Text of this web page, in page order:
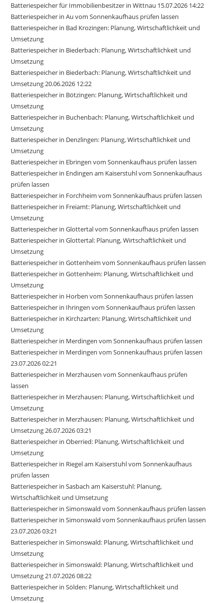
Batteriespeicher für Immobilienbesitzer in Wittnau 15.07.2026 14:22
Batteriespeicher in Au vom Sonnenkaufhaus prüfen lassen
Batteriespeicher in Bad Krozingen: Planung, Wirtschaftlichkeit und
Umsetzung
Batteriespeicher in Biederbach: Planung, Wirtschaftlichkeit und
Umsetzung
Batteriespeicher in Biederbach: Planung, Wirtschaftlichkeit und
Umsetzung 20.06.2026 12:22
Batteriespeicher in Bötzingen: Planung, Wirtschaftlichkeit und
Umsetzung
Batteriespeicher in Buchenbach: Planung, Wirtschaftlichkeit und
Umsetzung
Batteriespeicher in Denzlingen: Planung, Wirtschaftlichkeit und
Umsetzung
Batteriespeicher in Ebringen vom Sonnenkaufhaus prüfen lassen
Batteriespeicher in Endingen am Kaiserstuhl vom Sonnenkaufhaus
prüfen lassen
Batteriespeicher in Forchheim vom Sonnenkaufhaus prüfen lassen
Batteriespeicher in Freiamt: Planung, Wirtschaftlichkeit und
Umsetzung
Batteriespeicher in Glottertal vom Sonnenkaufhaus prüfen lassen
Batteriespeicher in Glottertal: Planung, Wirtschaftlichkeit und
Umsetzung
Batteriespeicher in Gottenheim vom Sonnenkaufhaus prüfen lassen
Batteriespeicher in Gottenheim: Planung, Wirtschaftlichkeit und
Umsetzung
Batteriespeicher in Horben vom Sonnenkaufhaus prüfen lassen
Batteriespeicher in Ihringen vom Sonnenkaufhaus prüfen lassen
Batteriespeicher in Kirchzarten: Planung, Wirtschaftlichkeit und
Umsetzung
Batteriespeicher in Merdingen vom Sonnenkaufhaus prüfen lassen
Batteriespeicher in Merdingen vom Sonnenkaufhaus prüfen lassen
23.07.2026 02:21
Batteriespeicher in Merzhausen vom Sonnenkaufhaus prüfen
lassen
Batteriespeicher in Merzhausen: Planung, Wirtschaftlichkeit und
Umsetzung
Batteriespeicher in Merzhausen: Planung, Wirtschaftlichkeit und
Umsetzung 26.07.2026 03:21
Batteriespeicher in Oberried: Planung, Wirtschaftlichkeit und
Umsetzung
Batteriespeicher in Riegel am Kaiserstuhl vom Sonnenkaufhaus
prüfen lassen
Batteriespeicher in Sasbach am Kaiserstuhl: Planung,
Wirtschaftlichkeit und Umsetzung
Batteriespeicher in Simonswald vom Sonnenkaufhaus prüfen lassen
Batteriespeicher in Simonswald vom Sonnenkaufhaus prüfen lassen
23.07.2026 03:21
Batteriespeicher in Simonswald: Planung, Wirtschaftlichkeit und
Umsetzung
Batteriespeicher in Simonswald: Planung, Wirtschaftlichkeit und
Umsetzung 21.07.2026 08:22
Batteriespeicher in Sölden: Planung, Wirtschaftlichkeit und
Umsetzung